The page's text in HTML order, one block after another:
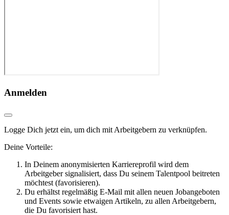
Anmelden
Logge Dich jetzt ein, um dich mit Arbeitgebern zu verknüpfen.
Deine Vorteile:
In Deinem anonymisierten Karriereprofil wird dem
Arbeitgeber signalisiert, dass Du seinem Talentpool beitreten
möchtest (favorisieren).
Du erhältst regelmäßig E-Mail mit allen neuen Jobangeboten
und Events sowie etwaigen Artikeln, zu allen Arbeitgebern,
die Du favorisiert hast.